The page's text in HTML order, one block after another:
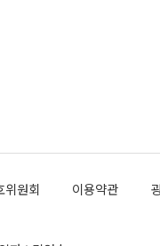
다. 지
동결
와
위원회 이용약관